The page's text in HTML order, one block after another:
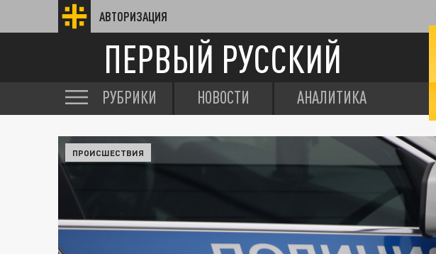
АВТОРИЗАЦИЯ
ПЕРВЫЙ РУССКИЙ
РУБРИКИ НОВОСТИ АНАЛИТИКА
ПРОИСШЕСТВИЯ